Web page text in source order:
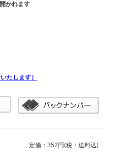
かれます
たします）
定価：352円(税・送料込)